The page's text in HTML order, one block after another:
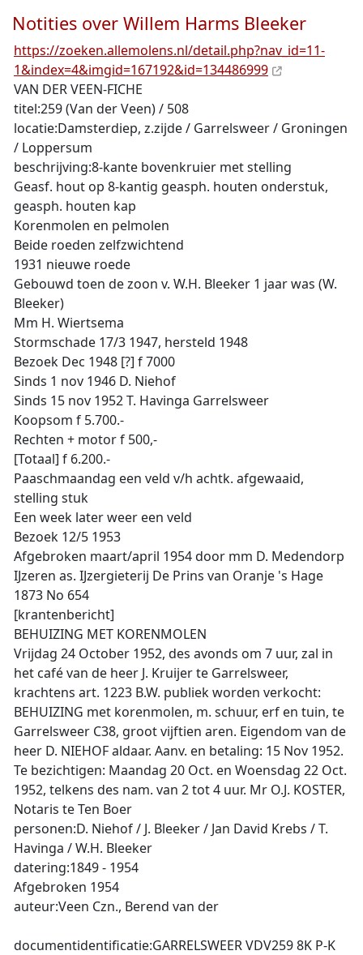
Notities over Willem Harms Bleeker
https://zoeken.allemolens.nl/detail.php?nav_id=11-
1&index=4&imgid=167192&id=134486999
VAN DER VEEN-FICHE
titel:259 (Van der Veen) / 508
locatie:Damsterdiep, z.zijde / Garrelsweer / Groningen
/ Loppersum
beschrijving:8-kante bovenkruier met stelling
Geasf. hout op 8-kantig geasph. houten onderstuk,
geasph. houten kap
Korenmolen en pelmolen
Beide roeden zelfzwichtend
1931 nieuwe roede
Gebouwd toen de zoon v. W.H. Bleeker 1 jaar was (W.
Bleeker)
Mm H. Wiertsema
Stormschade 17/3 1947, hersteld 1948
Bezoek Dec 1948 [?] f 7000
Sinds 1 nov 1946 D. Niehof
Sinds 15 nov 1952 T. Havinga Garrelsweer
Koopsom f 5.700.-
Rechten + motor f 500,-
[Totaal] f 6.200.-
Paaschmaandag een veld v/h achtk. afgewaaid,
stelling stuk
Een week later weer een veld
Bezoek 12/5 1953
Afgebroken maart/april 1954 door mm D. Medendorp
IJzeren as. IJzergieterij De Prins van Oranje 's Hage
1873 No 654
[krantenbericht]
BEHUIZING MET KORENMOLEN
Vrijdag 24 October 1952, des avonds om 7 uur, zal in
het café van de heer J. Kruijer te Garrelsweer,
krachtens art. 1223 B.W. publiek worden verkocht:
BEHUIZING met korenmolen, m. schuur, erf en tuin, te
Garrelsweer C38, groot vijftien aren. Eigendom van de
heer D. NIEHOF aldaar. Aanv. en betaling: 15 Nov 1952.
Te bezichtigen: Maandag 20 Oct. en Woensdag 22 Oct.
1952, telkens des nam. van 2 tot 4 uur. Mr O.J. KOSTER,
Notaris te Ten Boer
personen:D. Niehof / J. Bleeker / Jan David Krebs / T.
Havinga / W.H. Bleeker
datering:1849 - 1954
Afgebroken 1954
auteur:Veen Czn., Berend van der
documentidentificatie:GARRELSWEER VDV259 8K P-K